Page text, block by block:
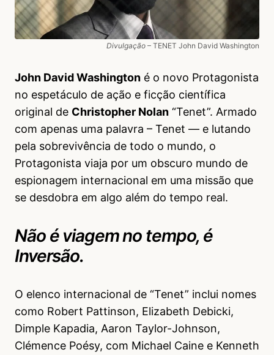
Divulgação – TENET John David Washington
John David Washington é o novo Protagonista
no espetáculo de ação e ficção científica
original de Christopher Nolan “Tenet”. Armado
com apenas uma palavra – Tenet — e lutando
pela sobrevivência de todo o mundo, o
Protagonista viaja por um obscuro mundo de
espionagem internacional em uma missão que
se desdobra em algo além do tempo real.
Não é viagem no tempo, é
Inversão.
O elenco internacional de “Tenet” inclui nomes
como Robert Pattinson, Elizabeth Debicki,
Dimple Kapadia, Aaron Taylor-Johnson,
Clémence Poésy, com Michael Caine e Kenneth